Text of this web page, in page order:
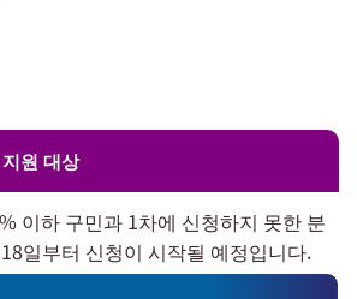
원 대상
이하 구민과 1차에 신청하지 못한 분
일부터 신청이 시작될 예정입니다.